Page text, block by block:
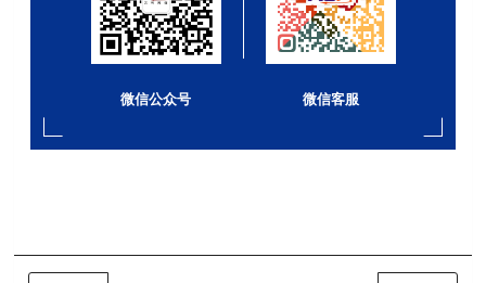
微信公众号 微信客服